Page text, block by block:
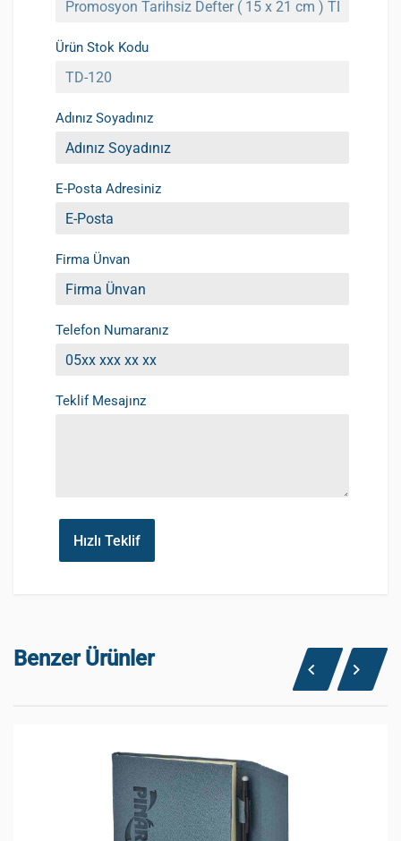
Ürün Stok Kodu
Adınız Soyadınız
E-Posta Adresiniz
Firma Ünvan
Telefon Numaranız
Teklif Mesajınz
Hızlı Teklif
Benzer Ürünler